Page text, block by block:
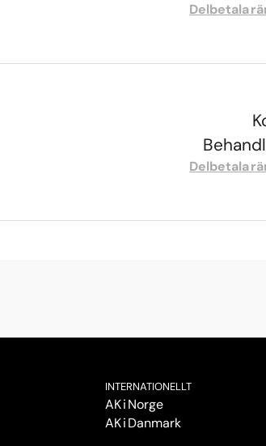
Delbetala
Delbetala
INTERNATIONELLT
AK i Norge
AK i Danmark